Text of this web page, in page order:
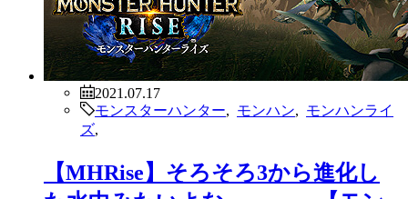
2021.07.17
モンスターハンター
モンハン
モンハンライ
ズ
【MHRise】そろそろ3から進化し